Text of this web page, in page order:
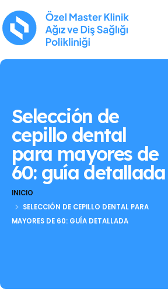
Selección de
cepillo dental
para mayores de
60: guía detallada
INICIO
SELECCIÓN DE CEPILLO DENTAL PARA
MAYORES DE 60: GUÍA DETALLADA